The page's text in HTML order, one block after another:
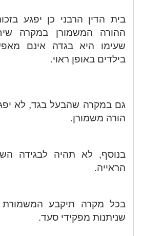
בית הדין הרבני כן יפגע
ההורה המשמורן במקרה
שעימו היא בגדה אינם
בילדים באופן ראוי.
גם במקרה שהבעל בגד, לא
הורה משמורן.
בנוסף, לא תהיה לבגידה
הראייה.
בכל מקרה תיקבע
שניתנות מפקידי סעד.